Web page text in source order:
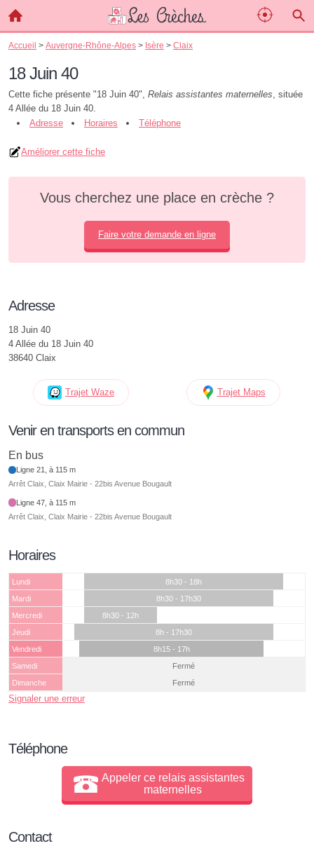
Accueil > Auvergne-Rhône-Alpes > Isère > Claix
18 Juin 40
Cette fiche présente "18 Juin 40", Relais assistantes maternelles, située
4 Allée du 18 Juin 40.
Adresse
Horaires Téléphone
Améliorer cette fiche
Vous cherchez une place en crèche ?
Faire votre demande en ligne
Adresse
18 Juin 40
4 Allée du 18 Juin 40
38640 Claix
Trajet Waze Trajet Maps
Venir en transports en commun
En bus
Ligne 21, à 115 m
Arrêt Claix, Claix Mairie - 22bis Avenue Bougault
Ligne 47, à 115 m
Arrêt Claix, Claix Mairie - 22bis Avenue Bougault
Horaires
Lundi
8h30 - 18h
Mardi
8h30 - 17h30
Mercredi
8h30 - 12h
Jeudi
8h - 17h30
Vendredi
8h15 - 17h
Samedi
Fermé
Dimanche
Fermé
Signaler une erreur
Téléphone
Appeler ce relais assistantes
maternelles
Contact